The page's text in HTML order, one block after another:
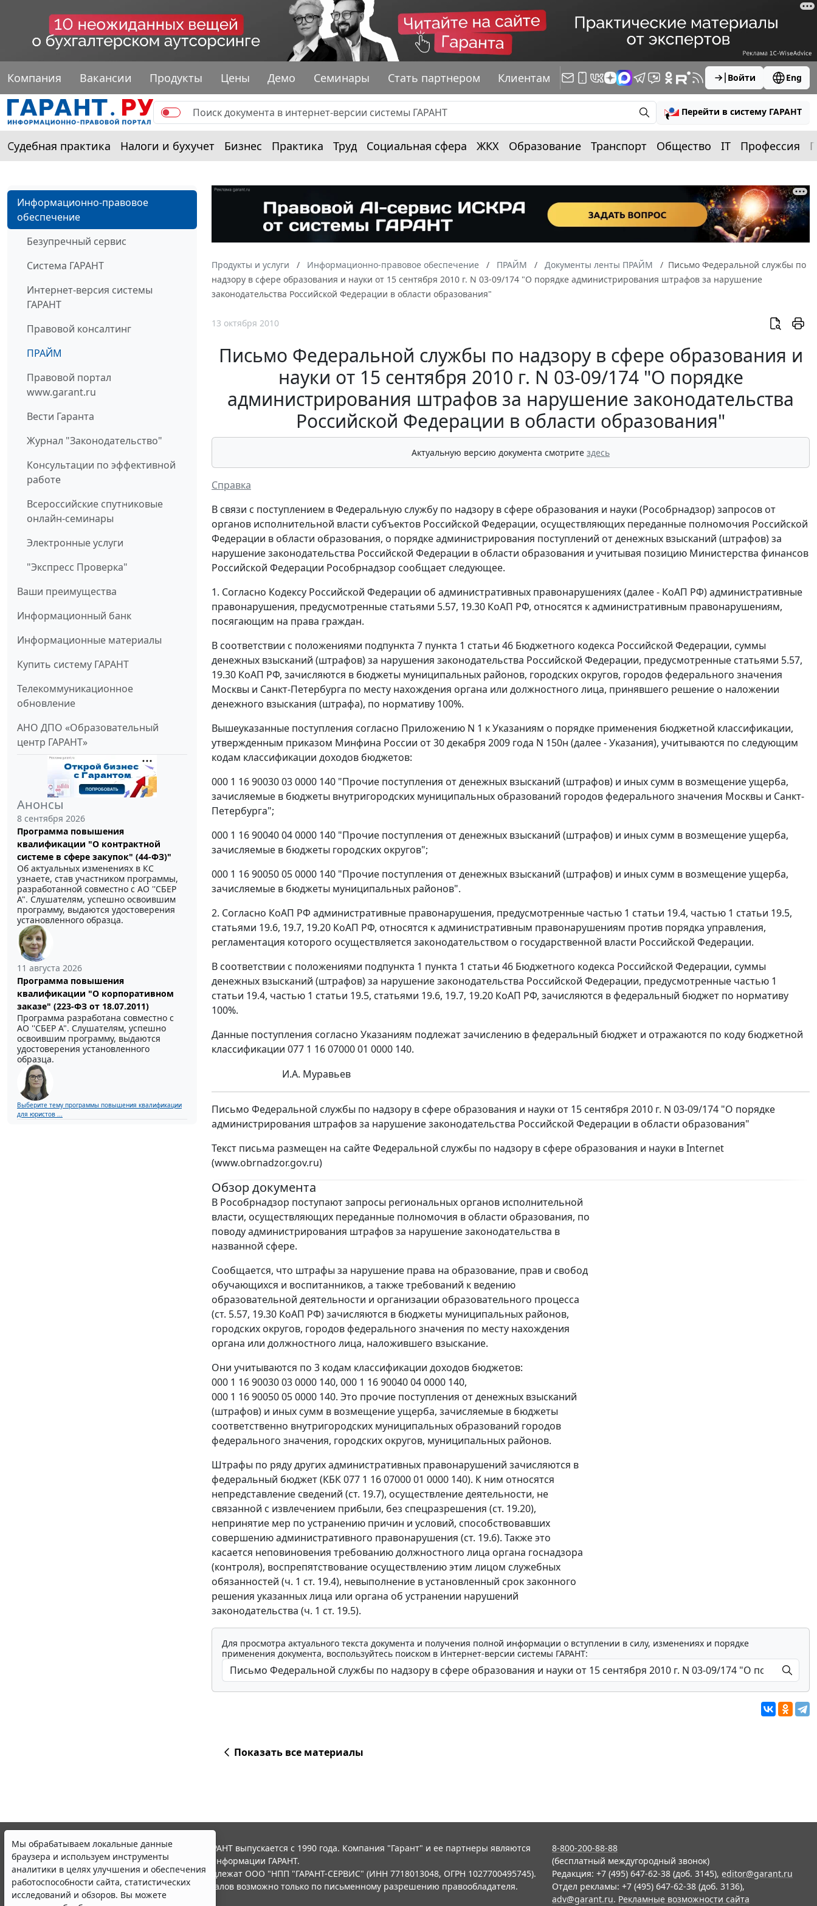
Компания Вакансии Продукты Цены Демо Семинары Стать партнером Клиентам Войти Eng
Перейти в систему ГАРАНТ
Судебная практика Налоги и бухучет Бизнес Практика Труд Социальная сфера ЖКХ Образование Транспорт Общество IT Профессия
Информационно-правовое
обеспечение
Безупречный сервис
Система ГАРАНТ
Интернет-версия системы
ГАРАНТ
Правовой консалтинг
ПРАЙМ
Правовой портал
www.garant.ru
Вести Гаранта
Журнал "Законодательство"
Консультации по эффективной
работе
Всероссийские спутниковые
онлайн-семинары
Электронные услуги
"Экспресс Проверка"
Ваши преимущества
Информационный банк
Информационные материалы
Купить систему ГАРАНТ
Телекоммуникационное
обновление
АНО ДПО «Образовательный
центр ГАРАНТ»
Анонсы
8 сентября 2026
Программа повышения
квалификации "О контрактной
системе в сфере закупок" (44-ФЗ)"
Об актуальных изменениях в КС
узнаете, став участником программы,
разработанной совместно с АО ''СБЕР
А". Слушателям, успешно освоившим
программу, выдаются удостоверения
установленного образца.
11 августа 2026
Программа повышения
квалификации "О корпоративном
заказе" (223-ФЗ от 18.07.2011)
Программа разработана совместно с
АО ''СБЕР А". Слушателям, успешно
освоившим программу, выдаются
удостоверения установленного
образца.
Выберите тему программы повышения квалификации
для юристов ...
Продукты и услуги Информационно-правовое обеспечение ПРАЙМ Документы ленты ПРАЙМ
Письмо Федеральной службы по
надзору в сфере образования и науки от 15 сентября 2010 г. N 03-09/174 "О порядке администрирования штрафов за нарушение
законодательства Российской Федерации в области образования"
13 октября 2010
Письмо Федеральной службы по надзору в сфере образования и
науки от 15 сентября 2010 г. N 03-09/174 "О порядке
администрирования штрафов за нарушение законодательства
Российской Федерации в области образования"
Актуальную версию документа смотрите здесь
Справка
В связи с поступлением в Федеральную службу по надзору в сфере образования и науки (Рособрнадзор) запросов от
органов исполнительной власти субъектов Российской Федерации, осуществляющих переданные полномочия Российской
Федерации в области образования, о порядке администрирования поступлений от денежных взысканий (штрафов) за
нарушение законодательства Российской Федерации в области образования и учитывая позицию Министерства финансов
Российской Федерации Рособрнадзор сообщает следующее.
1. Согласно Кодексу Российской Федерации об административных правонарушениях (далее - КоАП РФ) административные
правонарушения, предусмотренные статьями 5.57, 19.30 КоАП РФ, относятся к административным правонарушениям,
посягающим на права граждан.
В соответствии с положениями подпункта 7 пункта 1 статьи 46 Бюджетного кодекса Российской Федерации, суммы
денежных взысканий (штрафов) за нарушения законодательства Российской Федерации, предусмотренные статьями 5.57,
19.30 КоАП РФ, зачисляются в бюджеты муниципальных районов, городских округов, городов федерального значения
Москвы и Санкт-Петербурга по месту нахождения органа или должностного лица, принявшего решение о наложении
денежного взыскания (штрафа), по нормативу 100%.
Вышеуказанные поступления согласно Приложению N 1 к Указаниям о порядке применения бюджетной классификации,
утвержденным приказом Минфина России от 30 декабря 2009 года N 150н (далее - Указания), учитываются по следующим
кодам классификации доходов бюджетов:
000 1 16 90030 03 0000 140 "Прочие поступления от денежных взысканий (штрафов) и иных сумм в возмещение ущерба,
зачисляемые в бюджеты внутригородских муниципальных образований городов федерального значения Москвы и Санкт-
Петербурга";
000 1 16 90040 04 0000 140 "Прочие поступления от денежных взысканий (штрафов) и иных сумм в возмещение ущерба,
зачисляемые в бюджеты городских округов";
000 1 16 90050 05 0000 140 "Прочие поступления от денежных взысканий (штрафов) и иных сумм в возмещение ущерба,
зачисляемые в бюджеты муниципальных районов".
2. Согласно КоАП РФ административные правонарушения, предусмотренные частью 1 статьи 19.4, частью 1 статьи 19.5,
статьями 19.6, 19.7, 19.20 КоАП РФ, относятся к административным правонарушениям против порядка управления,
регламентация которого осуществляется законодательством о государственной власти Российской Федерации.
В соответствии с положениями подпункта 1 пункта 1 статьи 46 Бюджетного кодекса Российской Федерации, суммы
денежных взысканий (штрафов) за нарушение законодательства Российской Федерации, предусмотренные частью 1
статьи 19.4, частью 1 статьи 19.5, статьями 19.6, 19.7, 19.20 КоАП РФ, зачисляются в федеральный бюджет по нормативу
100%.
Данные поступления согласно Указаниям подлежат зачислению в федеральный бюджет и отражаются по коду бюджетной
классификации 077 1 16 07000 01 0000 140.
И.А. Муравьев
Письмо Федеральной службы по надзору в сфере образования и науки от 15 сентября 2010 г. N 03-09/174 "О порядке
администрирования штрафов за нарушение законодательства Российской Федерации в области образования"
Текст письма размещен на сайте Федеральной службы по надзору в сфере образования и науки в Internet
(www.obrnadzor.gov.ru)
Обзор документа
В Рособрнадзор поступают запросы региональных органов исполнительной
власти, осуществляющих переданные полномочия в области образования, по
поводу администрирования штрафов за нарушение законодательства в
названной сфере.
Сообщается, что штрафы за нарушение права на образование, прав и свобод
обучающихся и воспитанников, а также требований к ведению
образовательной деятельности и организации образовательного процесса
(ст. 5.57, 19.30 КоАП РФ) зачисляются в бюджеты муниципальных районов,
городских округов, городов федерального значения по месту нахождения
органа или должностного лица, наложившего взыскание.
Они учитываются по 3 кодам классификации доходов бюджетов:
000 1 16 90030 03 0000 140, 000 1 16 90040 04 0000 140,
000 1 16 90050 05 0000 140. Это прочие поступления от денежных взысканий
(штрафов) и иных сумм в возмещение ущерба, зачисляемые в бюджеты
соответственно внутригородских муниципальных образований городов
федерального значения, городских округов, муниципальных районов.
Штрафы по ряду других административных правонарушений зачисляются в
федеральный бюджет (КБК 077 1 16 07000 01 0000 140). К ним относятся
непредставление сведений (ст. 19.7), осуществление деятельности, не
связанной с извлечением прибыли, без спецразрешения (ст. 19.20),
непринятие мер по устранению причин и условий, способствовавших
совершению административного правонарушения (ст. 19.6). Также это
касается неповиновения требованию должностного лица органа госнадзора
(контроля), воспрепятствование осуществлению этим лицом служебных
обязанностей (ч. 1 ст. 19.4), невыполнение в установленный срок законного
решения указанных лица или органа об устранении нарушений
законодательства (ч. 1 ст. 19.5).
Для просмотра актуального текста документа и получения полной информации о вступлении в силу, изменениях и порядке
применения документа, воспользуйтесь поиском в Интернет-версии системы ГАРАНТ:
Показать все материалы
Мы обрабатываем локальные данные
браузера и используем инструменты
аналитики в целях улучшения и обеспечения
работоспособности сайта, статистических
исследований и обзоров. Вы можете
© ООО "НПП "ГАРАНТ-СЕРВИС", 2026. Система ГАРАНТ выпускается с 1990 года. Компания "Гарант" и ее партнеры являются
участниками Российской ассоциации правовой информации ГАРАНТ.
Все права на материалы сайта ГАРАНТ.РУ принадлежат ООО "НПП "ГАРАНТ-СЕРВИС" (ИНН 7718013048, ОГРН 1027700495745).
Полное или частичное воспроизведение материалов возможно только по письменному разрешению правообладателя.
Правила использования портала.
8-800-200-88-88
(бесплатный междугородный звонок)
Редакция: +7 (495) 647-62-38 (доб. 3145), editor@garant.ru
Отдел рекламы: +7 (495) 647-62-38 (доб. 3136),
adv@garant.ru. Рекламные возможности сайта